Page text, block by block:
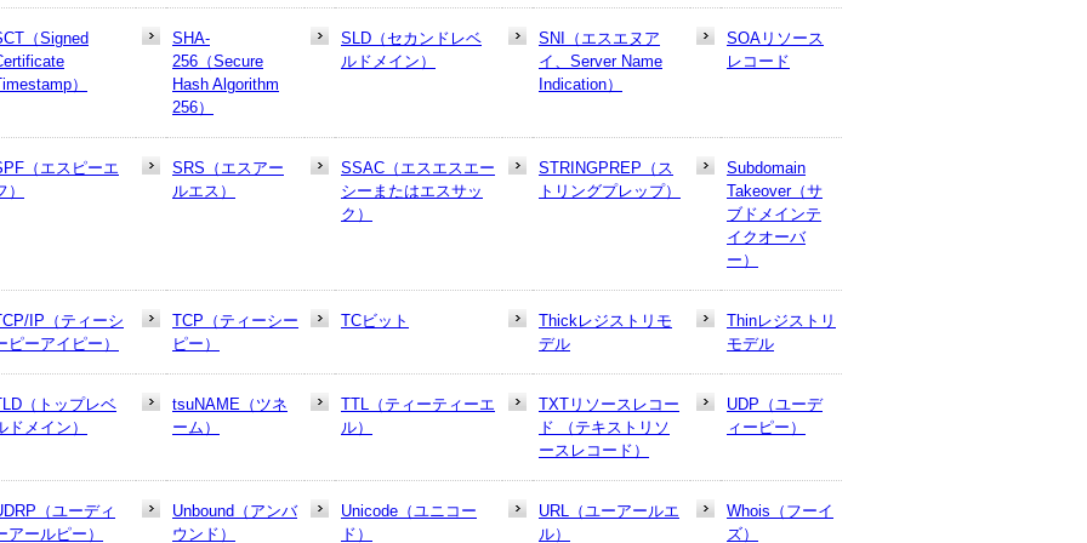
（Signed
）
SHA-
256（Secure
Hash Algorithm
256）
SLD（セカンドレベ
ルドメイン）
SNI（エスエヌア
イ、Server Name
Indication）
SOAリソース
レコード
（エスピーエ
）
SRS（エスアー
ルエス）
SSAC（エスエスエー
シーまたはエスサッ
ク）
STRINGPREP（ス
トリングプレップ）
Subdomain
Takeover（サ
ブドメインテ
イクオーバ
ー）
IP（ティーシ
ピーアイピー）
TCP（ティーシー
ピー）
TCビット
Thickレジストリモ
デル
Thinレジストリ
モデル
（トップレベ
ドメイン）
tsuNAME（ツネ
ーム）
TTL（ティーティーエ
ル）
TXTリソースレコー
ド （テキストリソ
ースレコード）
UDP（ユーデ
ィーピー）
（ユーディ
アールピー）
Unbound（アンバ
ウンド）
Unicode（ユニコー
ド）
URL（ユーアールエ
ル）
Whois（フーイ
ズ）